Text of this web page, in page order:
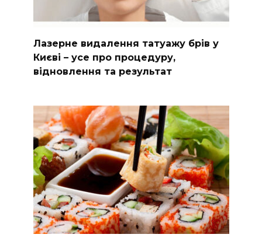
Лазерне видалення татуажу брів у
Києві – усе про процедуру,
відновлення та результат